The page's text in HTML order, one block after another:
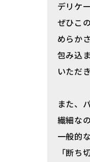
デリケ
ぜひこ
めらか
包み込
いただ
また、
繊細な
一般的
「断ち